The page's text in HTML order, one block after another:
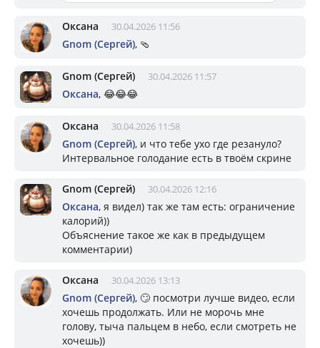
Оксана 30.04.2026 11:56
Gnom (Сергей), 🩴
Gnom (Сергей) 30.04.2026 11:57
Оксана, 😂😂😂
Оксана 30.04.2026 11:58
Gnom (Сергей), и что тебе ухо где резануло?
Интервальное голодание есть в твоём скрине
Gnom (Сергей) 30.04.2026 12:16
Оксана, я видел) так же там есть: ограничение
калорий))
Объяснение такое же как в предыдущем
комментарии)
Оксана 30.04.2026 13:13
Gnom (Сергей), 🙄 посмотри лучше видео, если
хочешь продолжать. Или не морочь мне
голову, тыча пальцем в небо, если смотреть не
хочешь))